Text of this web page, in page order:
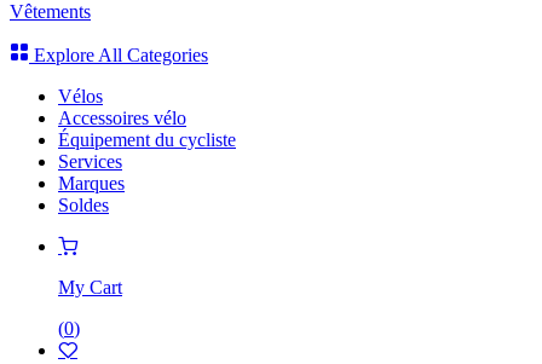
Vêtements
Explore All Categories
Vélos
Accessoires vélo
Équipement du cycliste
Services
Marques
Soldes
My Cart
(0)